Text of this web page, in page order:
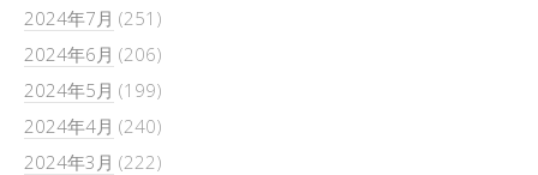
2024年7月 (251)
2024年6月 (206)
2024年5月 (199)
2024年4月 (240)
2024年3月 (222)